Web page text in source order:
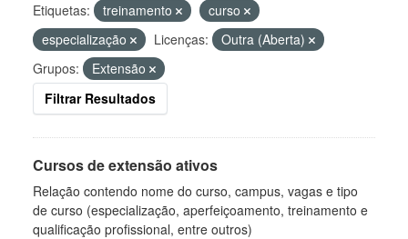
Etiquetas: treinamento
curso
especialização
Licenças:
Outra (Aberta)
Grupos:
Extensão
Filtrar Resultados
Cursos de extensão ativos
Relação contendo nome do curso, campus, vagas e tipo
de curso (especialização, aperfeiçoamento, treinamento e
qualificação profissional, entre outros)